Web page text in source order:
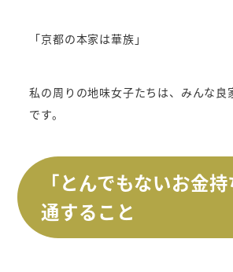
「京都の本家は華族」
私の周りの地味女子たちは、みんな良
です。
「とんでもないお金
通すること